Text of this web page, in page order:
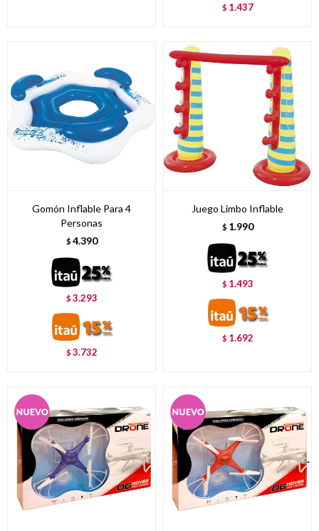
$ 1.437
Gomón Inflable Para 4
Personas
$ 4.390
$3.293
$3.732
Juego Limbo Inflable
$ 1.990
$ 1.493
$ 1.692